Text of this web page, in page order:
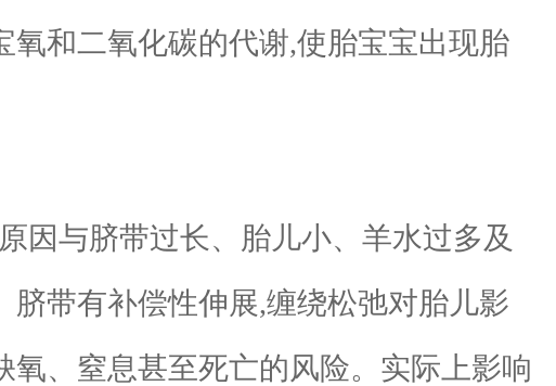
和二氧化碳的代谢,使胎宝宝出现胎
与脐带过长、胎儿小、羊水过多及
脐带有补偿性伸展,缠绕松弛对胎儿影
、窒息甚至死亡的风险。实际上影响